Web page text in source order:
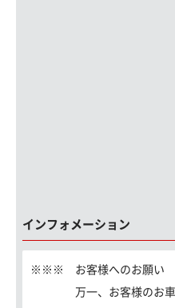
インフォメーション
※※※ お客様へのお願
万一、お客様のお車に